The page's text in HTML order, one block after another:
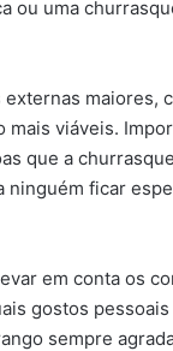
ou uma
externas maiores,
mais viáveis.
que a
ninguém ficar
em conta os
gostos
sempre